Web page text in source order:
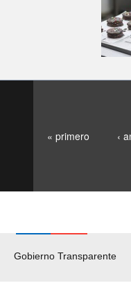
« primero ‹
Gobierno Transparente